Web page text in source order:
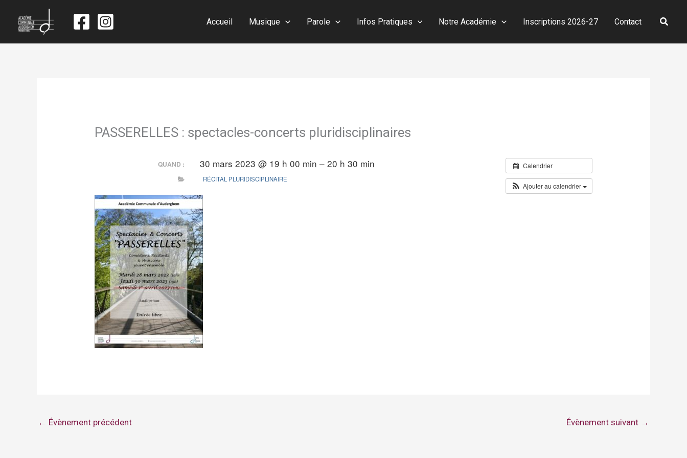
Accueil Musique Parole Infos Pratiques Notre Académie Inscriptions 2026-27 Contact
PASSERELLES : spectacles-concerts pluridisciplinaires
Calendrier
Ajouter au calendrier
QUAND : 30 mars 2023 @ 19 h 00 min – 20 h 30 min
RÉCITAL PLURIDISCIPLINAIRE
← Évènement précédent Évènement suivant →